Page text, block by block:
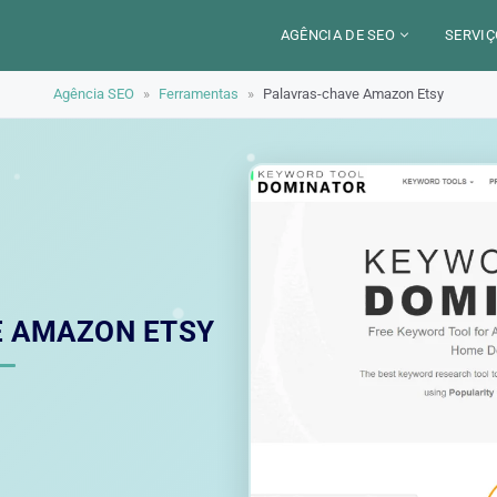
AGÊNCIA DE SEO
LOCALIZAÇÃO
ALEXANDRE MAROTEL
Agência SEO » Ferramentas » Palavras-chave Amazon Etsy
AMAZON ETSY